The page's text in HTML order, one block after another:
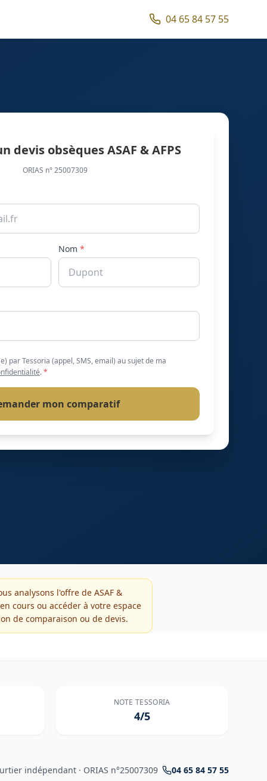
04 65 84 57 55
devis obsèques ASAF & AFPS
ORIAS n° 25007309
Nom *
par Tessoria (appel, SMS, email) au sujet de ma
.*
mon comparatif
analysons l'offre de ASAF &
cours ou accéder à votre espace
de comparaison ou de devis.
NOTE TESSORIA
4/5
indépendant · ORIAS n°25007309 04 65 84 57 55